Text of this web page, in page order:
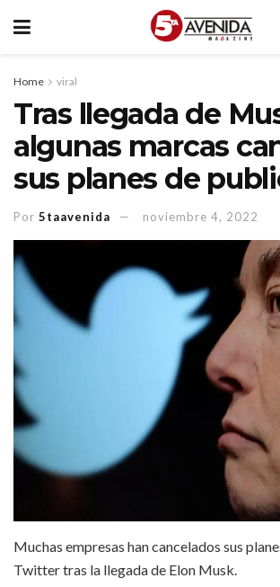
Home viral
Tras llegada de
algunas marcas
sus planes de
Por 5taavenida noviembre 4, 2022
Muchas empresas han cancelados sus
Twitter tras la llegada de Elon Musk.